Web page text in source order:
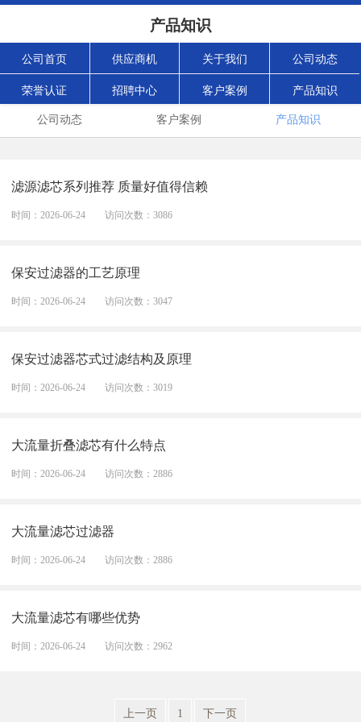
产品知识
公司首页 供应商机 关于我们 公司动态
荣誉认证 招聘中心 客户案例 产品知识
公司动态 客户案例 产品知识
滤源滤芯系列推荐 质量好值得信赖
时间：2026-06-24 访问次数：3086
保安过滤器的工艺原理
时间：2026-06-24 访问次数：3047
保安过滤器芯式过滤结构及原理
时间：2026-06-24 访问次数：3019
大流量折叠滤芯有什么特点
时间：2026-06-24 访问次数：2886
大流量滤芯过滤器
时间：2026-06-24 访问次数：2886
大流量滤芯有哪些优势
时间：2026-06-24 访问次数：2962
上一页 1 下一页